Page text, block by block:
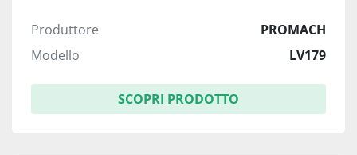
Produttore
PROMACH
Modello
LV179
SCOPRI PRODOTTO